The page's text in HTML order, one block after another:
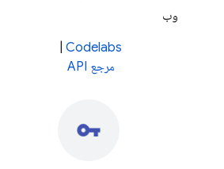
وب
Codelabs
مرجع API